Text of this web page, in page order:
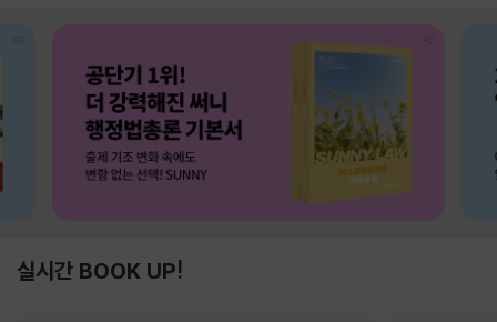
실시간 BOOK UP!